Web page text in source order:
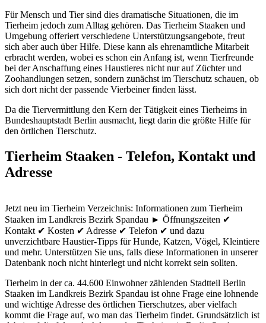
Für Mensch und Tier sind dies dramatische Situationen, die im
Tierheim jedoch zum Alltag gehören. Das Tierheim Staaken und
Umgebung offeriert verschiedene Unterstützungsangebote, freut
sich aber auch über Hilfe. Diese kann als ehrenamtliche Mitarbeit
erbracht werden, wobei es schon ein Anfang ist, wenn Tierfreunde
bei der Anschaffung eines Haustieres nicht nur auf Züchter und
Zoohandlungen setzen, sondern zunächst im Tierschutz schauen, ob
sich dort nicht der passende Vierbeiner finden lässt.
Da die Tiervermittlung den Kern der Tätigkeit eines Tierheims in
Bundeshauptstadt Berlin ausmacht, liegt darin die größte Hilfe für
den örtlichen Tierschutz.
Tierheim Staaken - Telefon, Kontakt und
Adresse
Jetzt neu im Tierheim Verzeichnis: Informationen zum Tierheim
Staaken im Landkreis Bezirk Spandau ► Öffnungszeiten ✔
Kontakt ✔ Kosten ✔ Adresse ✔ Telefon ✔ und dazu
unverzichtbare Haustier-Tipps für Hunde, Katzen, Vögel, Kleintiere
und mehr. Unterstützen Sie uns, falls diese Informationen in unserer
Datenbank noch nicht hinterlegt und nicht korrekt sein sollten.
Tierheim in der ca. 44.600 Einwohner zählenden Stadtteil Berlin
Staaken im Landkreis Bezirk Spandau ist ohne Frage eine lohnende
und wichtige Adresse des örtlichen Tierschutzes, aber vielfach
kommt die Frage auf, wo man das Tierheim findet. Grundsätzlich ist